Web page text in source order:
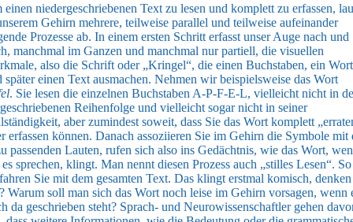
einen niedergeschriebenen Text zu lesen und komplett zu erfassen,
Gehirn mehrere, teilweise parallel und teilweise aufeinander
Prozesse ab. In einem ersten Schritt erfasst unser Auge nach und
manchmal im Ganzen und manchmal nur partiell, die visuellen
also die Schrift oder „Kringel“, die einen Buchstaben, ein Wort
später einen Text ausmachen. Nehmen wir beispielsweise das Wort
. Sie lesen die einzelnen Buchstaben A-P-F-E-L, vielleicht nicht in
Reihenfolge und vielleicht sogar nicht in seiner
aber zumindest soweit, dass Sie das Wort komplett
erfassen können. Danach assoziieren Sie im Gehirn die Symbole mit
passenden Lauten, rufen sich also ins Gedächtnis, wie das Wort,
sprechen, klingt. Man nennt diesen Prozess auch „stilles Lesen“. So
Sie mit dem gesamten Text. Das klingt erstmal komisch, denken
Warum soll man sich das Wort noch leise im Gehirn vorsagen, wenn
da geschrieben steht? Sprach- und Neurowissenschaftler gehen